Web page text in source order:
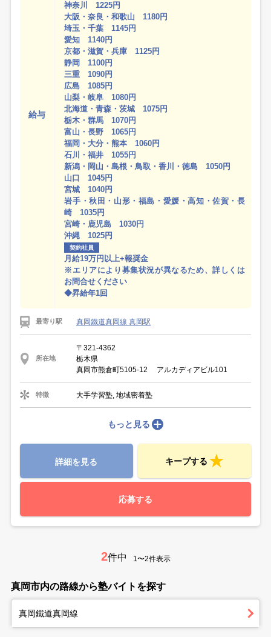
給与
神奈川 1225円
大阪・奈良・和歌山 1180円
埼玉・千葉 1145円
愛知 1140円
京都・滋賀・兵庫 1125円
静岡 1100円
三重 1090円
広島 1085円
山梨・岐阜 1080円
北海道・青森・茨城 1075円
栃木・群馬 1070円
富山・長野 1065円
福岡・大分・熊本 1060円
石川・福井 1055円
新潟・岡山・島根・鳥取・香川・徳島 1050円
山口 1045円
宮城 1040円
岩手・秋田・山形・福島・愛媛・高知・佐賀・長
崎 1035円
宮崎・鹿児島 1030円
沖縄 1025円
契約社員
月給19万円以上+報奨金
※エリアにより募集状況が異なるため、詳しくは
お問合せください
◆昇給年1回
最寄り駅 真岡鐵道真岡線 真岡駅
所在地
〒321-4362
栃木県
真岡市熊倉町5105-12 アルカディアビル101
特徴 大手学習塾, 地域密着塾
もっと見る
詳細を見る キープする
応募する
2件中 1〜2件表示
真岡市内の路線から塾バイトを探す
真岡鐵道真岡線